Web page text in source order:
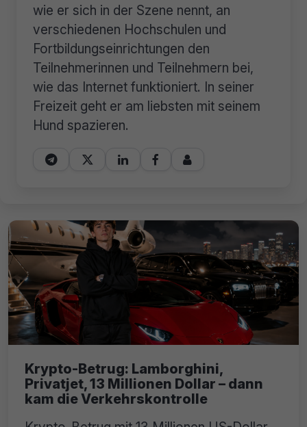
wie er sich in der Szene nennt, an
verschiedenen Hochschulen und
Fortbildungseinrichtungen den
Teilnehmerinnen und Teilnehmern bei,
wie das Internet funktioniert. In seiner
Freizeit geht er am liebsten mit seinem
Hund spazieren.
    
Krypto-Betrug: Lamborghini,
Privatjet, 13 Millionen Dollar – dann
kam die Verkehrskontrolle